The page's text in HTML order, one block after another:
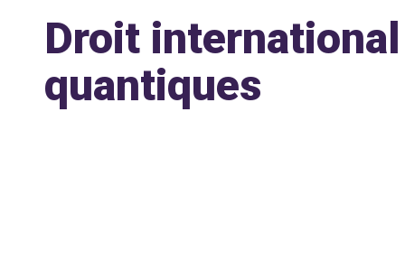
Droit
quantiques